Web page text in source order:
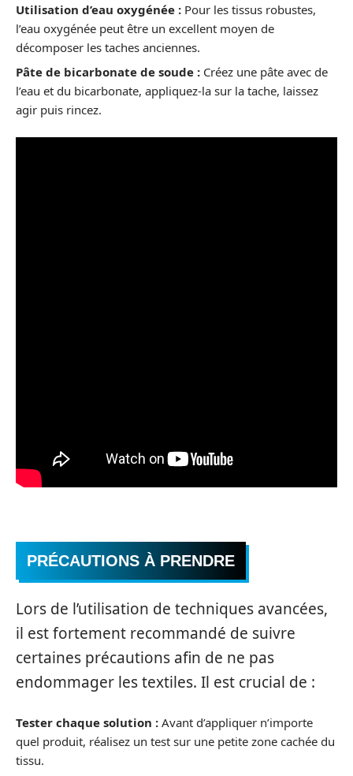
Utilisation d’eau oxygénée : Pour les tissus robustes,
l’eau oxygénée peut être un excellent moyen de
décomposer les taches anciennes.
Pâte de bicarbonate de soude : Créez une pâte avec de
l’eau et du bicarbonate, appliquez-la sur la tache, laissez
agir puis rincez.
PRÉCAUTIONS À PRENDRE
Lors de l’utilisation de techniques avancées,
il est fortement recommandé de suivre
certaines précautions afin de ne pas
endommager les textiles. Il est crucial de :
Tester chaque solution : Avant d’appliquer n’importe
quel produit, réalisez un test sur une petite zone cachée du
tissu.